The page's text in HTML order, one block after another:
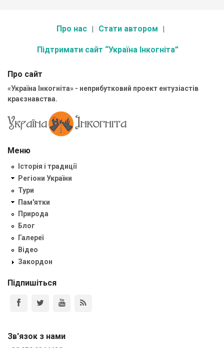
Про нас Стати автором
Підтримати сайт “Україна Інкогніта”
Про сайт
«Україна Інкогніта» - неприбутковий проект ентузіастів
краєзнавства.
Меню
Історія і традиції
Регіони України
Тури
Пам'ятки
Природа
Блог
Галереї
Відео
Закордон
Підпишіться
Зв'язок з нами